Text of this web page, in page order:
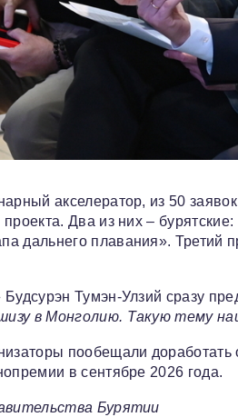
акселератор, из 50
Два из них –
дальнего плавания». Третий
Тумэн‑Улзий сразу
в Монголию. Такую тему
пообещали
в сентябре 2026 года.
Бурятии